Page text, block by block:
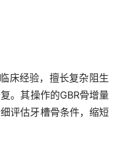
。其操作的GBR骨增量
评估牙槽骨条件，缩短